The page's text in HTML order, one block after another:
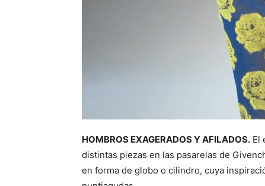
HOMBROS EXAGERADOS Y AFILADOS. El
distintas piezas en las pasarelas de
en forma de globo o cilindro, cuya